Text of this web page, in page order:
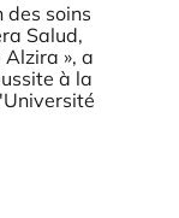
des soins
Salud,
Alzira », a
à la